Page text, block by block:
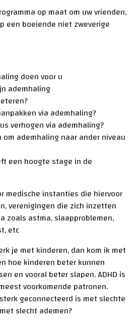
op maat om uw vrienden,
een boeiende niet zweverige
doen voor u
ademhaling
via ademhaling?
verhogen via ademhaling?
ademhaling naar ander niveau
een hoogte stage in de
medische instanties die hiervoor
verenigingen die zich inzetten
zoals astma, slaapproblemen,
etc
je met kinderen, dan kom ik met
hoe kinderen beter kunnen
en vooral beter slapen. ADHD is
voorkomende patronen.
geconnecteerd is met slechte
slecht ademen?